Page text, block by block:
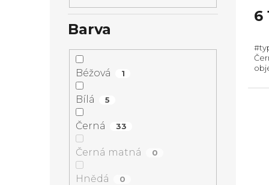
Barva
Béžová 1
Bílá 5
Černá 33
Černá matná 0
Hnědá 0
6